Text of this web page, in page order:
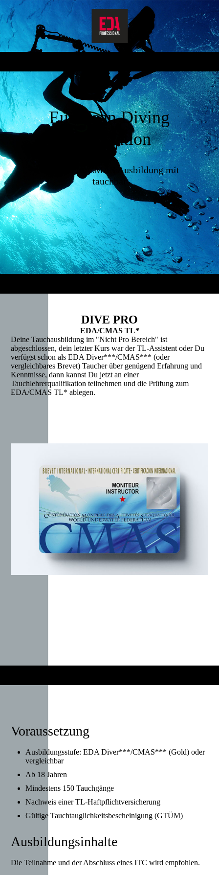
European Diving
Association
Deine EDA/CMAS Ausbildung mit
tauchbar
DIVE PRO
EDA/CMAS TL*
Deine Tauchausbildung im "Nicht Pro Bereich" ist
abgeschlossen, dein letzter Kurs war der TL-Assistent oder Du
verfügst schon als EDA Diver***/CMAS*** (oder
vergleichbares Brevet) Taucher über genügend Erfahrung und
Kenntnisse, dann kannst Du jetzt an einer
Tauchlehrerqualifikation teilnehmen und die Prüfung zum
EDA/CMAS TL* ablegen.
Voraussetzung
Ausbildungsstufe: EDA Diver***/CMAS*** (Gold) oder
vergleichbar
Ab 18 Jahren
Mindestens 150 Tauchgänge
Nachweis einer TL-Haftpflichtversicherung
Gültige Tauchtauglichkeitsbescheinigung (GTÜM)
Ausbildungsinhalte
Die Teilnahme und der Abschluss eines ITC wird empfohlen.